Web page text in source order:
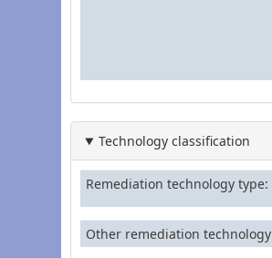
Technology classification
Remediation technology type
Other remediation technology